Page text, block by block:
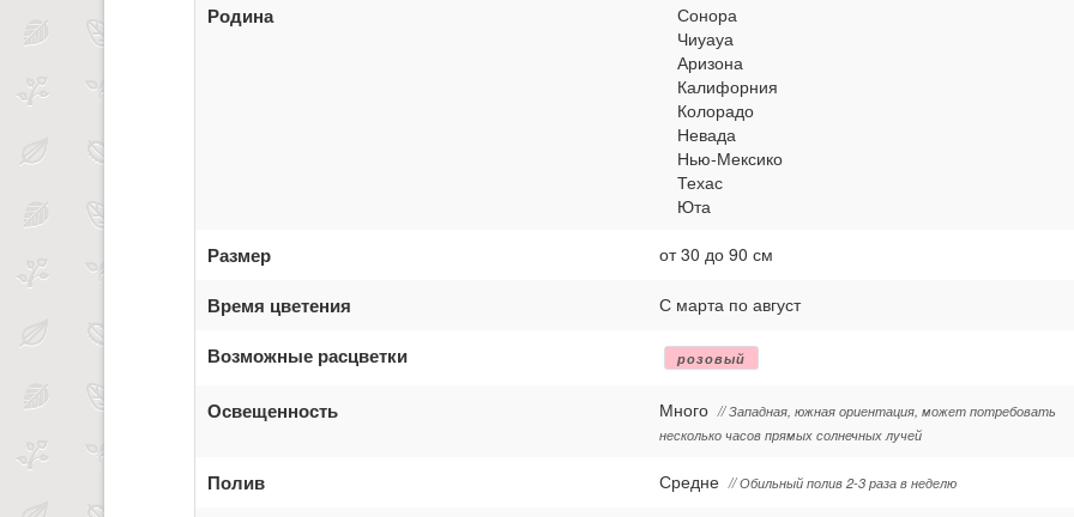
Родина
Сонора
Чиуауа
Аризона
Калифорния
Колорадо
Невада
Нью-Мексико
Техас
Юта
Размер от 30 до 90 см
Время цветения С марта по август
Возможные расцветки розовый
Освещенность Много // Западная, южная ориентация, может потребовать
несколько часов прямых солнечных лучей
Полив Средне // Обильный полив 2-3 раза в неделю